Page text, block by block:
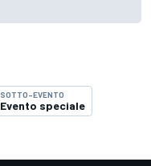
SOTTO-EVENTO
Evento speciale